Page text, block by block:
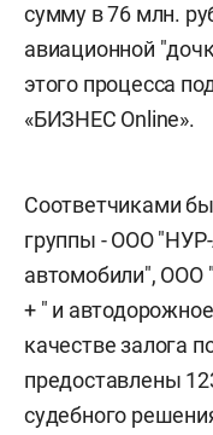
сумму в 76 млн.
авиационной
этого процесса
«БИЗНЕС Online».
Соответчиками
группы - ООО
автомобили", ООО
+ " и
качестве залога
предоставлены
судебного